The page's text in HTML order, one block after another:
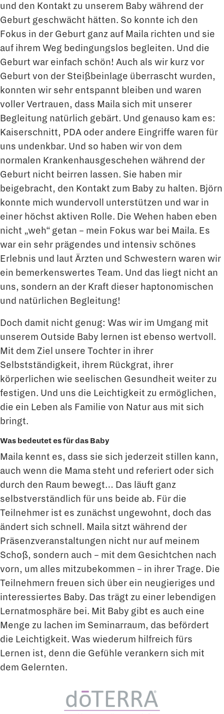
und den Kontakt zu unserem Baby während der
Geburt geschwächt hätten. So konnte ich den
Fokus in der Geburt ganz auf Maila richten und sie
auf ihrem Weg bedingungslos begleiten. Und die
Geburt war einfach schön! Auch als wir kurz vor
Geburt von der Steißbeinlage überrascht wurden,
konnten wir sehr entspannt bleiben und waren
voller Vertrauen, dass Maila sich mit unserer
Begleitung natürlich gebärt. Und genauso kam es:
Kaiserschnitt, PDA oder andere Eingriffe waren für
uns undenkbar. Und so haben wir von dem
normalen Krankenhausgeschehen während der
Geburt nicht beirren lassen. Sie haben mir
beigebracht, den Kontakt zum Baby zu halten. Björn
konnte mich wundervoll unterstützen und war in
einer höchst aktiven Rolle. Die Wehen haben eben
nicht „weh“ getan – mein Fokus war bei Maila. Es
war ein sehr prägendes und intensiv schönes
Erlebnis und laut Ärzten und Schwestern waren wir
ein bemerkenswertes Team. Und das liegt nicht an
uns, sondern an der Kraft dieser haptonomischen
und natürlichen Begleitung!
Doch damit nicht genug: Was wir im Umgang mit
unserem Outside Baby lernen ist ebenso wertvoll.
Mit dem Ziel unsere Tochter in ihrer
Selbstständigkeit, ihrem Rückgrat, ihrer
körperlichen wie seelischen Gesundheit weiter zu
festigen. Und uns die Leichtigkeit zu ermöglichen,
die ein Leben als Familie von Natur aus mit sich
bringt.
Was bedeutet es für das Baby
Maila kennt es, dass sie sich jederzeit stillen kann,
auch wenn die Mama steht und referiert oder sich
durch den Raum bewegt… Das läuft ganz
selbstverständlich für uns beide ab. Für die
Teilnehmer ist es zunächst ungewohnt, doch das
ändert sich schnell. Maila sitzt während der
Präsenzveranstaltungen nicht nur auf meinem
Schoß, sondern auch – mit dem Gesichtchen nach
vorn, um alles mitzubekommen – in ihrer Trage. Die
Teilnehmern freuen sich über ein neugieriges und
interessiertes Baby. Das trägt zu einer lebendigen
Lernatmosphäre bei. Mit Baby gibt es auch eine
Menge zu lachen im Seminarraum, das befördert
die Leichtigkeit. Was wiederum hilfreich fürs
Lernen ist, denn die Gefühle verankern sich mit
dem Gelernten.